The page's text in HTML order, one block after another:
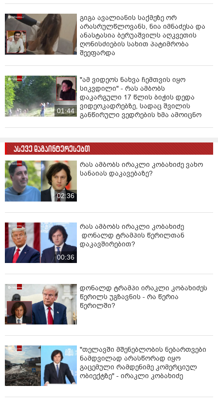
გიგა ავალიანის საქმეზე ორ
არასრულწლოვანს, ნია იმნაძესა და
ანასტასია ბერუაშვილს აღკვეთის
ღონისძიების სახით პატიმრობა
შეეფარდა
01:44
"ამ ვიდეოს ნახვა ჩემთვის იყო
სიკვდილი" - რას ამბობს
დაკარგული 17 წლის ბიჭის დედა
ვიდეოკადრებზე, სადაც შვილის
განწირული ვედრების ხმა ამოიცნო
ასევე დაგაინტერესებთ
02:36
რას ამბობს ირაკლი კობახიძე ვახო
სანაიას დაკავებაზე?
00:36
რას ამბობს ირაკლი კობახიძე
დონალდ ტრამპის წერილთან
დაკავშირებით?
დონალდ ტრამპი ირაკლი კობახიძეს
წერილს უგზავნის - რა წერია
წერილში?
"თელავში მშენებლობის ნებართვები
ნამდვილად არასწორად იყო
გაცემული რამდენიმე კომერციულ
ობიექტზე" - ირაკლი კობახიძე